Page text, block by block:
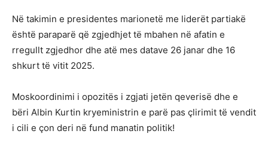
Në takimin e presidentes marionetë me liderët partiakë
është paraparë që zgjedhjet të mbahen në afatin e
rregullt zgjedhor dhe atë mes datave 26 janar dhe 16
shkurt të vitit 2025.
Moskoordinimi i opozitës i zgjati jetën qeverisë dhe e
bëri Albin Kurtin kryeministrin e parë pas çlirimit të vendit
i cili e çon deri në fund manatin politik!